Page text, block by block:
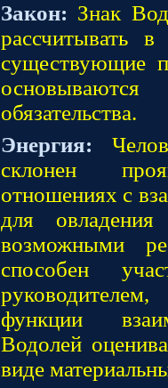
Закон: Знак
рассчитывать
существующие
обязательства.
Энергия:
склонен
отношениях с
для
возможными
способен
функции
Водолей
виде